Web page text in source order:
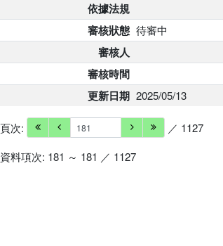
依據法規
審核狀態 待審中
審核人
審核時間
更新日期 2025/05/13
頁次:
／ 1127
資料項次: 181 ～ 181 ／ 1127